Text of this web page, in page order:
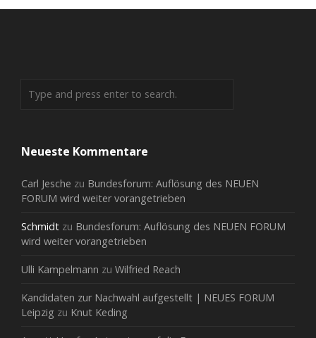
Neueste Kommentare
Carl Jesche zu Bundesforum: Auflösung des NEUEN
FORUM wird weiter vorangetrieben
Schmidt zu Bundesforum: Auflösung des NEUEN FORUM
wird weiter vorangetrieben
Ulli Kampelmann zu Wilfried Reach
Kandidaten zur Nachwahl aufgestellt | NEUES FORUM
Leipzig zu Knut Keding